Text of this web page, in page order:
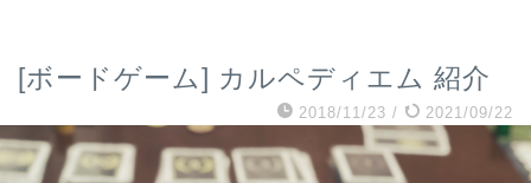
[ボードゲーム] カルペディエム 紹介
2018/11/23 / 2021/09/22